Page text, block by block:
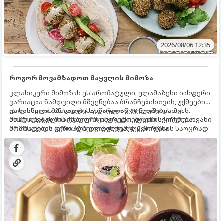
2026/08/06 12:35
როგორ მოვამზადოთ მაყვლის მიმოზა
კლასიკური მიმოზას ეს არომატული, ულამაზესი იისფერი
ვარიაცია ნამდვილი მშვენებაა ბრანჩებისთვის, უქმეების
დილისთვის ან სადღესასწაულო წვეულებებისთვის.
ახალი მაყვლის ტკბილ-მჟავე გემო, ლაიმის ციტრუსოვანი
არომატი და ცქრიალა ღვინის ბუშტუკები ქმნის საოცრად
დახვეწილ და მაგრილებელ კოქტეილს.
ეს სასმელი მზადდება სულ რაღაც 10 წუთში და მის
მომზადებას მინიმალური ინგრედიენტები სჭირდება.
მომზადების დრო: 10 წუთი ულუფა: 4–6 პორცია